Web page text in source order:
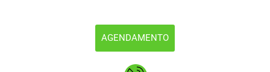
AGENDAMENTO